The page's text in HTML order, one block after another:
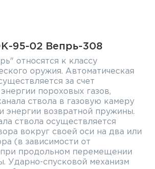
95-02 Вепрь-308
относятся к классу
оружия. Автоматическая
за счет
пороховых газов,
ствола в газовую камеру
энергии возвратной пружины.
ствола осуществляется
вокруг своей оси на два или
(в зависимости от
продольном перемещении
Ударно-спусковой механизм